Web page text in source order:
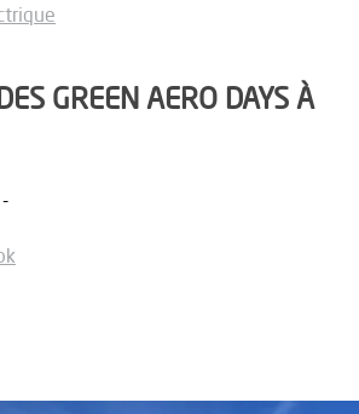
GREEN AERO DAYS À
-